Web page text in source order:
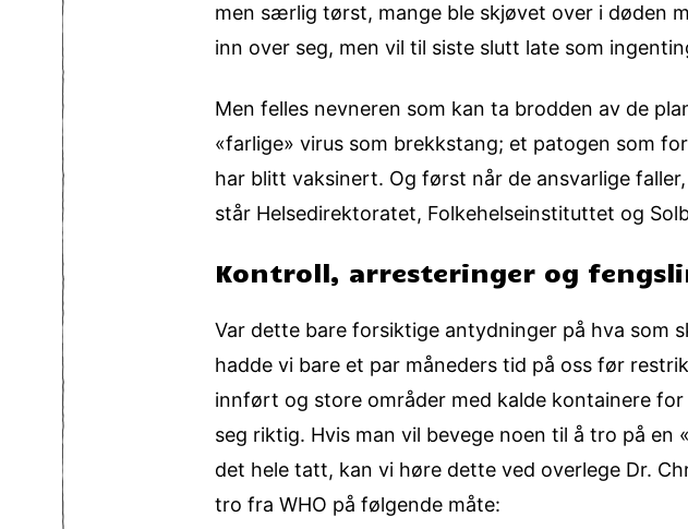
men særlig tørst, mange ble skjøvet over i døden
inn over seg, men vil til siste slutt late som
Men felles nevneren som kan ta brodden av de
«farlige» virus som brekkstang; et patogen som
har blitt vaksinert. Og først når de ansvarlige
står Helsedirektoratet, Folkehelseinstituttet og
Kontroll, arresteringer og
Var dette bare forsiktige antydninger på hva som
hadde vi bare et par måneders tid på oss før
innført og store områder med kalde kontainere
seg riktig. Hvis man vil bevege noen til å tro på
det hele tatt, kan vi høre dette ved overlege Dr.
tro fra WHO på følgende måte: